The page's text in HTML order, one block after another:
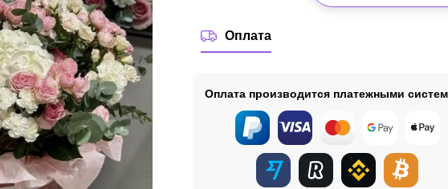
Оплата
Оплата производится платежными